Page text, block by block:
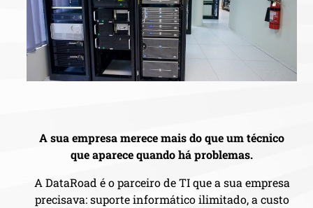
A sua empresa merece mais do que um técnico
que aparece quando há problemas.
A DataRoad é o parceiro de TI que a sua empresa
precisava: suporte informático ilimitado, a custo